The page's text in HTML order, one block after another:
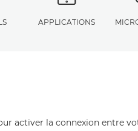
APPLICATIONS
activer la connexion entre